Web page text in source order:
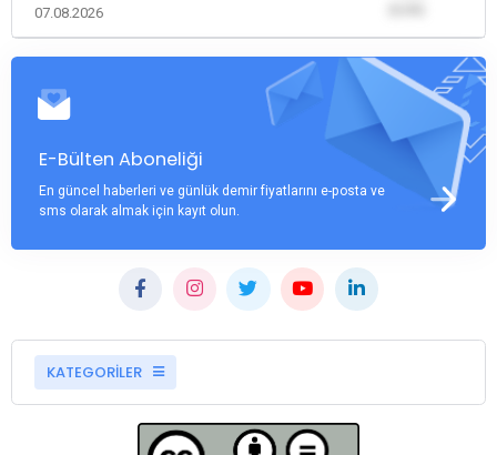
07.08.2026
E-Bülten Aboneliği
En güncel haberleri ve günlük demir fiyatlarını e-posta ve
sms olarak almak için kayıt olun.
KATEGORİLER